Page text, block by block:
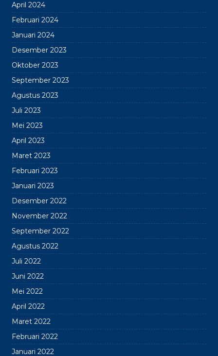
April 2024
Februari 2024
Januari 2024
Desember 2023
Oktober 2023
September 2023
Agustus 2023
Juli 2023
Mei 2023
April 2023
Maret 2023
Februari 2023
Januari 2023
Desember 2022
November 2022
September 2022
Agustus 2022
Juli 2022
Juni 2022
Mei 2022
April 2022
Maret 2022
Februari 2022
Januari 2022